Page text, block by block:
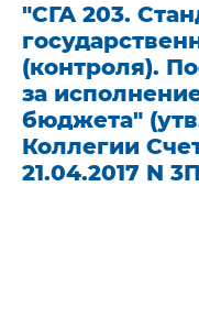
"СГА 203.
(контроля).
за
бюджета"
Коллегии
21.04.2017 N